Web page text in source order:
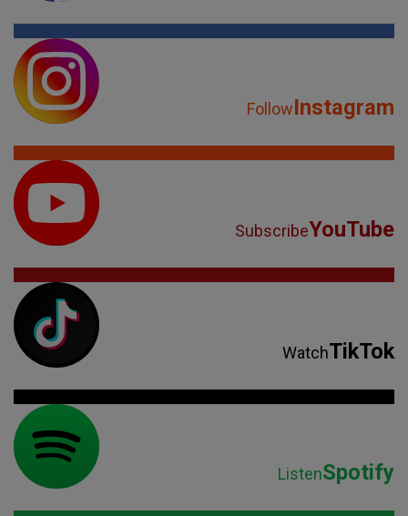
FollowInstagram
SubscribeYouTube
WatchTikTok
ListenSpotify